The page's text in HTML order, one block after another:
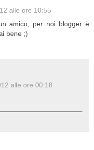
alle ore 10:55
amico, per noi blogger è
bene ;)
alle ore 00:18